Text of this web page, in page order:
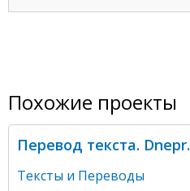
Похожие проекты
Перевод текста. Dnepr.
Тексты и Переводы